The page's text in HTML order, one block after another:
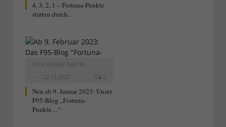
4, 3, 2, 1 – Fortuna-Punkte
starten durch…
VON RAINER BARTEL
22.12.2022
2
Neu ab 9. Januar 2023: Unser
F95-Blog „Fortuna-
Punkte…“